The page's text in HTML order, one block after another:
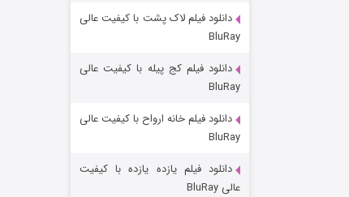
شوهر
دانلود فیلم لاک پشت با کیفیت عالی
BluRay
دانلود فیلم کج‌ پیله با کیفیت عالی
BluRay
دانلود فیلم خانه ارواح با کیفیت عالی
BluRay
دانلود فیلم یازده یازده با کیفیت
عالی BluRay